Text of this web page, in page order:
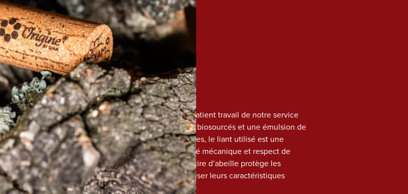
La gamme Origine by Diam® est l’aboutissement d’un patient travail de notre service
R&D. Elle associe à la fleur de liège un liant aux polyols biosourcés et une émulsion de
cire d’abeille. Testé et approuvé par plusieurs laboratoires, le liant utilisé est une
véritable avancée technologique qui conjugue efficacité mécanique et respect de
l’environnement. Stable et hydrophobe, l’émulsion de cire d’abeille protège les
bouchons des remontées capillaires et permet de maîtriser leurs caractéristiques
mécaniques.